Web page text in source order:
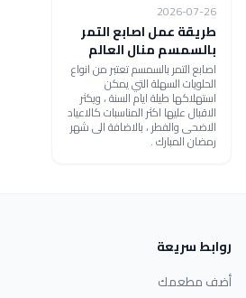
2026-07-26
طريقة عمل اصابع التمر
بالسمسم منال العالم
اصابع التمر بالسمسم تعتبر من انواع
الحلويات السهلة التي يمكن
استهلاكها طيلة ايام السنة ، ويكثر
الاقبال عليها اكثر المناسبات كالاعياد
الاضحى والفطر ، بالاضافة الى شهر
رمضان المبارك .
روابط سريعة
أضف مطعمك